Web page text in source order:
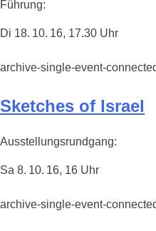
Führung:
Di 18. 10. 16, 17.30 Uhr
archive-single-event-
Sketches of Israel
Ausstellungsrundgang:
Sa 8. 10. 16, 16 Uhr
archive-single-event-